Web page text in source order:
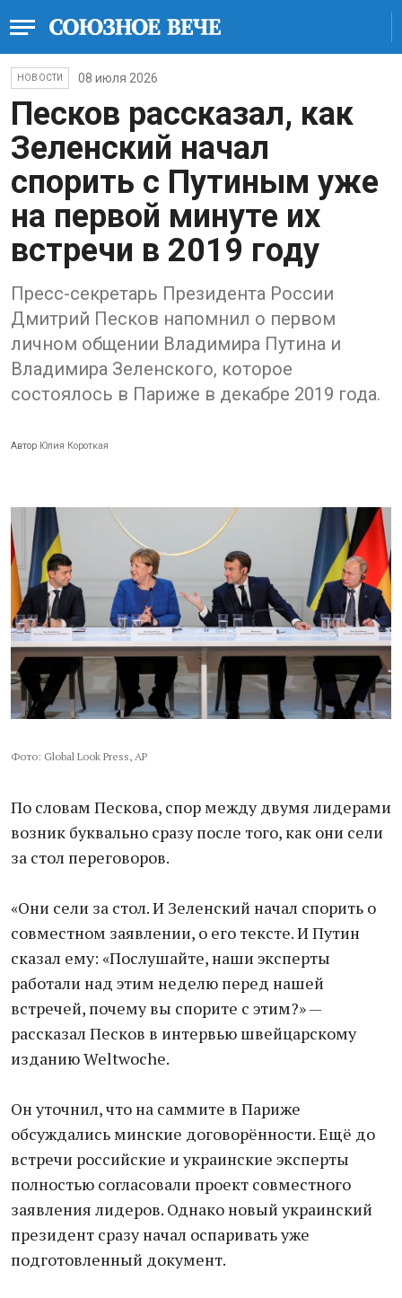
НОВОСТИ 08 июля 2026
Песков рассказал, как
Зеленский начал
спорить с Путиным уже
на первой минуте их
встречи в 2019 году
Пресс-секретарь Президента России
Дмитрий Песков напомнил о первом
личном общении Владимира Путина и
Владимира Зеленского, которое
состоялось в Париже в декабре 2019 года.
Автор Юлия Короткая
Фото: Global Look Press, AP
По словам Пескова, спор между двумя лидерами
возник буквально сразу после того, как они сели
за стол переговоров.
«Они сели за стол. И Зеленский начал спорить о
совместном заявлении, о его тексте. И Путин
сказал ему: «Послушайте, наши эксперты
работали над этим неделю перед нашей
встречей, почему вы спорите с этим?» —
рассказал Песков в интервью швейцарскому
изданию Weltwoche.
Он уточнил, что на саммите в Париже
обсуждались минские договорённости. Ещё до
встречи российские и украинские эксперты
полностью согласовали проект совместного
заявления лидеров. Однако новый украинский
президент сразу начал оспаривать уже
подготовленный документ.